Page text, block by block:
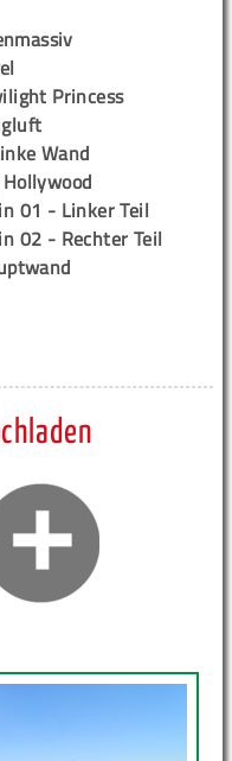
Princess
Wand
01 - Linker Teil
02 - Rechter Teil